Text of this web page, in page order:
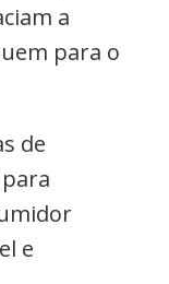
a
para o
de
e